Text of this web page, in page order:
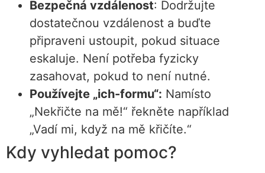
Bezpečná vzdálenost: Dodržujte
dostatečnou vzdálenost a buďte
připraveni ustoupit, pokud situace
eskaluje. Není potřeba fyzicky
zasahovat, pokud to není nutné.
Používejte „ich-formu“: Namísto
„Nekřičte na mě!“ řekněte například
„Vadí mi, když na mě křičíte.“
Kdy vyhledat pomoc?